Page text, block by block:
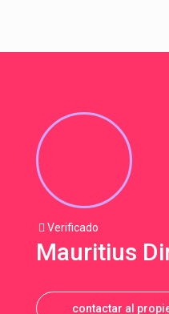
Verificado
Mauritius
contactar al